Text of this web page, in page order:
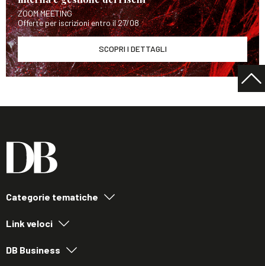
ZOOM MEETING
Offerte per iscrizioni entro il 27/08
SCOPRI I DETTAGLI
Categorie tematiche
Link veloci
DB Business